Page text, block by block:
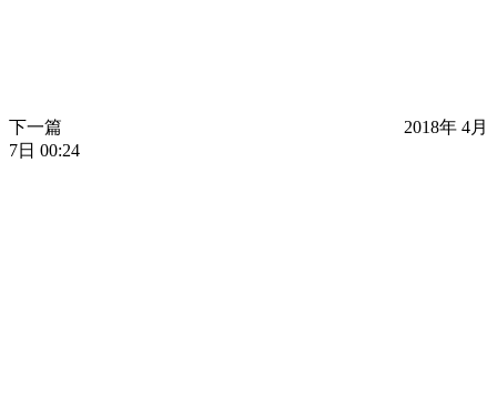
下一篇
2018年 4月
7日 00:24